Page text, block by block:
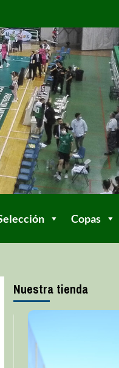
Copas
Nuestra tienda